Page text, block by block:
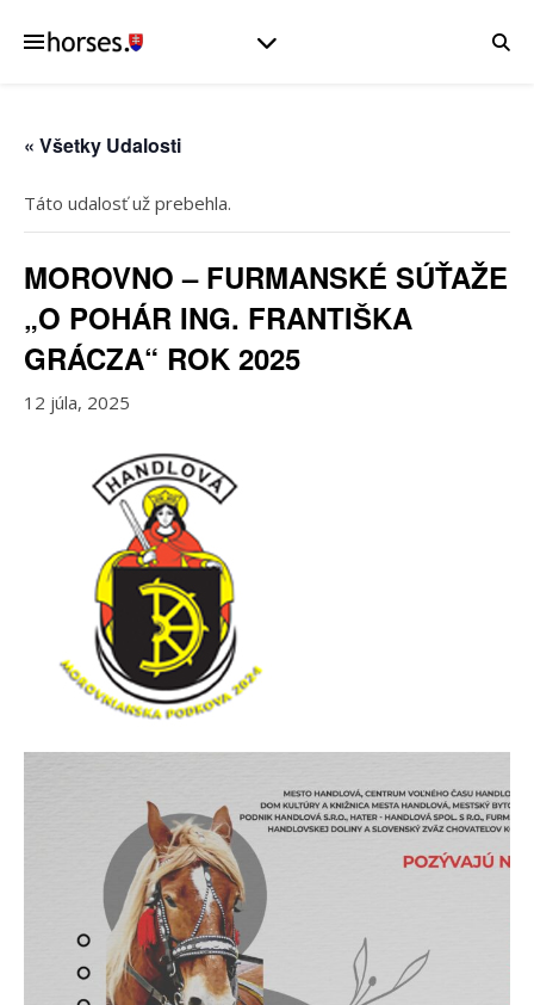
« Všetky Udalosti
Táto udalosť už prebehla.
MOROVNO – FURMANSKÉ SÚŤAŽE
„O POHÁR ING. FRANTIŠKA
GRÁCZA“ ROK 2025
12 júla, 2025